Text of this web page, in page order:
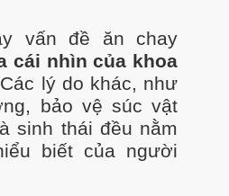
vấn đề ăn chay
cái nhìn của khoa
lý do khác, như
bảo vệ súc vật
sinh thái đều nằm
biết của người